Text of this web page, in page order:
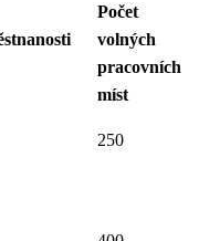
Počet
volných
pracovních
míst
250